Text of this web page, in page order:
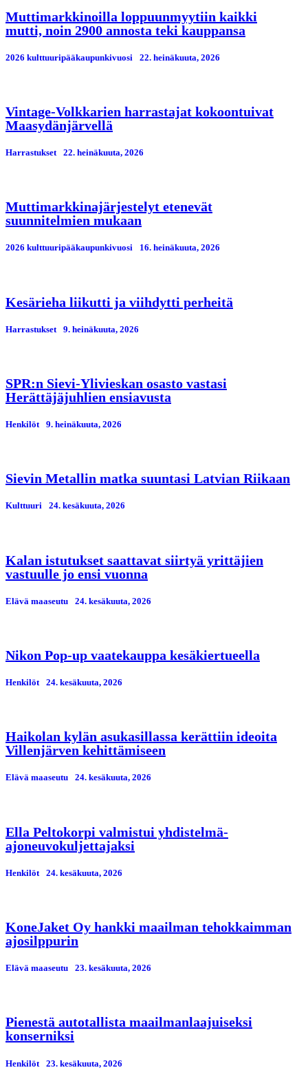
Muttimarkkinoilla loppuunmyytiin kaikki
mutti, noin 2900 annosta teki kauppansa
2026 kulttuuripääkaupunkivuosi 22. heinäkuuta, 2026
Vintage-Volkkarien harrastajat kokoontuivat
Maasydänjärvellä
Harrastukset 22. heinäkuuta, 2026
Muttimarkkinajärjestelyt etenevät
suunnitelmien mukaan
2026 kulttuuripääkaupunkivuosi 16. heinäkuuta, 2026
Kesärieha liikutti ja viihdytti perheitä
Harrastukset 9. heinäkuuta, 2026
SPR:n Sievi-Ylivieskan osasto vastasi
Herättäjäjuhlien ensiavusta
Henkilöt 9. heinäkuuta, 2026
Sievin Metallin matka suuntasi Latvian Riikaan
Kulttuuri 24. kesäkuuta, 2026
Kalan istutukset saattavat siirtyä yrittäjien
vastuulle jo ensi vuonna
Elävä maaseutu 24. kesäkuuta, 2026
Nikon Pop-up vaatekauppa kesäkiertueella
Henkilöt 24. kesäkuuta, 2026
Haikolan kylän asukasillassa kerättiin ideoita
Villenjärven kehittämiseen
Elävä maaseutu 24. kesäkuuta, 2026
Ella Peltokorpi valmistui yhdistelmä-
ajoneuvokuljettajaksi
Henkilöt 24. kesäkuuta, 2026
KoneJaket Oy hankki maailman tehokkaimman
ajosilppurin
Elävä maaseutu 23. kesäkuuta, 2026
Pienestä autotallista maailmanlaajuiseksi
konserniksi
Henkilöt 23. kesäkuuta, 2026